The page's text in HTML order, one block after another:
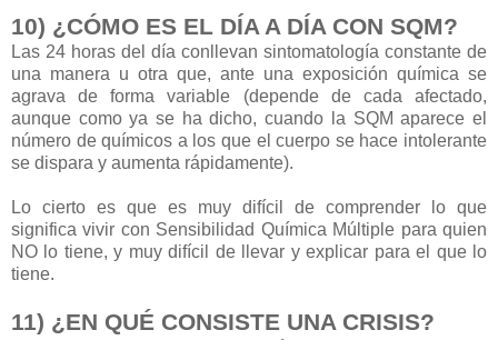
10) ¿CÓMO ES EL DÍA A DÍA CON SQM?
Las 24 horas del día conllevan sintomatología constante de
una manera u otra que, ante una exposición química se
agrava de forma variable (depende de cada afectado,
aunque como ya se ha dicho, cuando la SQM aparece el
número de químicos a los que el cuerpo se hace intolerante
se dispara y aumenta rápidamente).
Lo cierto es que es muy difícil de comprender lo que
significa vivir con Sensibilidad Química Múltiple para quien
NO lo tiene, y muy difícil de llevar y explicar para el que lo
tiene.
11) ¿EN QUÉ CONSISTE UNA CRISIS?